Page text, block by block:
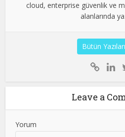
cloud, enterprise güvenlik ve
alanlarında
Bütün
Leave a
Yorum